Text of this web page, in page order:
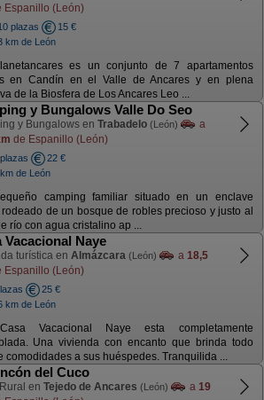
Espanillo (León)
plazas
15 €
km de León
es un conjunto de 7 apartamentos
en Candín en el Valle de Ancares y en plena
de la Biosfera de Los Ancares Leo ...
y Bungalows Valle Do Seo
y Bungalows en Trabadelo (León)
a
de Espanillo (León)
22 €
de León
camping familiar situado en un enclave
de un bosque de robles precioso y justo al
río con agua cristalino ap ...
Vacacional Naye
turística en Almázcara (León) a 18,5
Espanillo (León)
25 €
km de León
Vacacional Naye esta completamente
Una vivienda con encanto que brinda todo
comodidades a sus huéspedes. Tranquilida ...
del Cuco
en Tejedo de Ancares (León) a 19